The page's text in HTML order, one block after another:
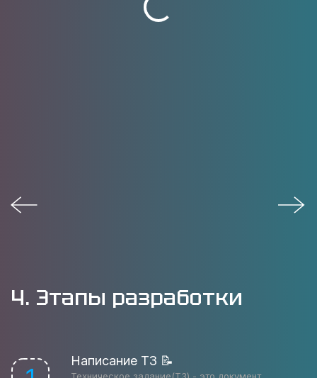
4. Этапы разработки
Написание ТЗ 📝